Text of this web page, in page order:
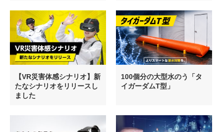
【VR災害体感シナリオ】新
たなシナリオをリリースし
ました
100個分の大型水のう「タ
イガーダムT型」